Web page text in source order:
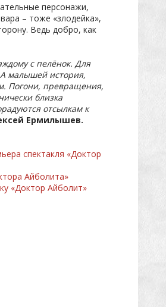
персонажи,
– тоже «злодейка»,
Ведь добро, как
с пелёнок. Для
малышей история,
Погони, превращения,
близка
отсылкам к
Ермилышев.
спектакля «Доктор
Айболита»
«Доктор Айболит»